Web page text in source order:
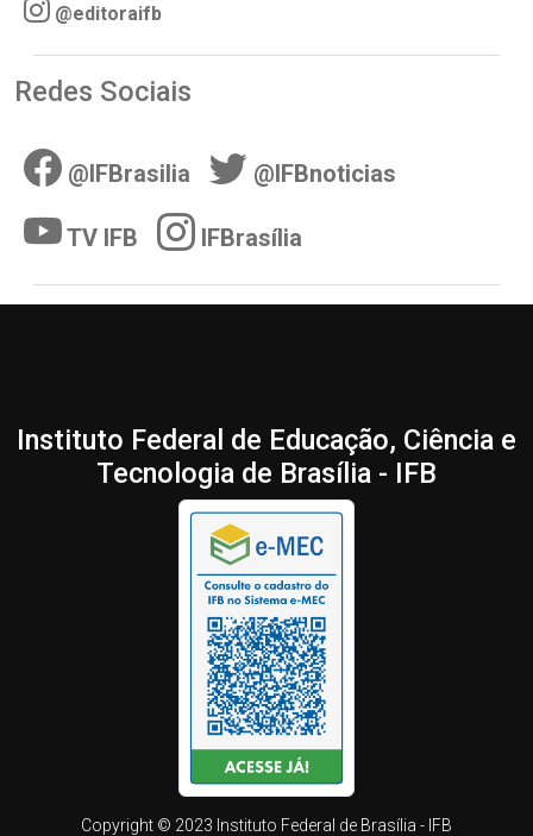
@editoraifb
Redes Sociais
@IFBrasilia @IFBnoticias
TV IFB IFBrasília
Instituto Federal de Educação, Ciência e
Tecnologia de Brasília - IFB
Copyright © 2023 Instituto Federal de Brasília - IFB